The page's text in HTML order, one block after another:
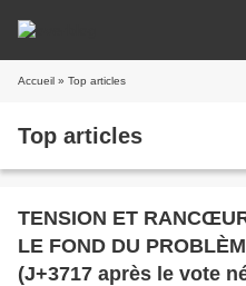
Accueil » Top articles
Top articles
TENSION ET
LE FOND DU
(J+3717 après le vote